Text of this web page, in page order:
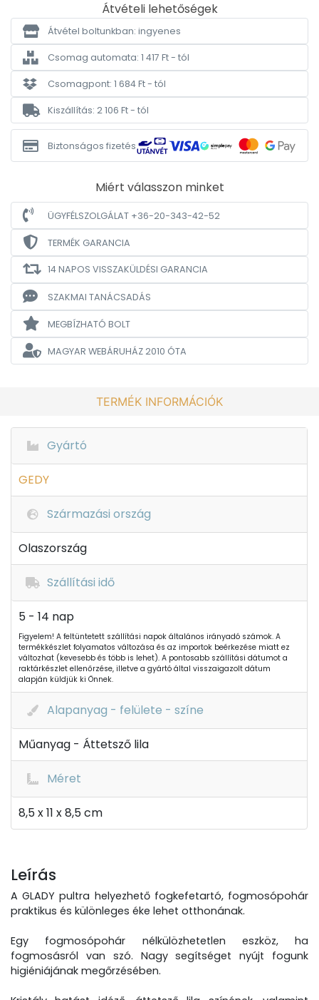
Átvételi lehetőségek
Átvétel boltunkban: ingyenes
Csomag automata: 1 417 Ft - tól
Csomagpont: 1 684 Ft - tól
Kiszállítás: 2 106 Ft - tól
Biztonságos fizetés
Miért válasszon minket
ÜGYFÉLSZOLGÁLAT +36-20-343-42-52
TERMÉK GARANCIA
14 NAPOS VISSZAKÜLDÉSI GARANCIA
SZAKMAI TANÁCSADÁS
MEGBÍZHATÓ BOLT
MAGYAR WEBÁRUHÁZ2010 ÓTA
TERMÉK INFORMÁCIÓK
Gyártó
GEDY
Származási ország
Olaszország
Szállítási idő
5 - 14 nap
Figyelem! A feltüntetett szállítási napok általános irányadó számok. A
termékkészlet folyamatos változása és az importok beérkezése miatt ez
változhat (kevesebb és több is lehet). A pontosabb szállítási dátumot a
raktárkészlet ellenőrzése, illetve a gyártó által visszaigazolt dátum
alapján küldjük ki Önnek.
Alapanyag - felülete - színe
Műanyag - Áttetsző lila
Méret
8,5 x 11 x 8,5 cm
Leírás
A GLADY pultra helyezhető fogkefetartó, fogmosópohár
praktikus és különleges éke lehet otthonának.
Egy fogmosópohár nélkülözhetetlen eszköz, ha
fogmosásról van szó. Nagy segítséget nyújt fogunk
higiéniájának megőrzésében.